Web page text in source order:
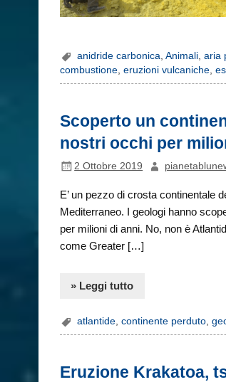
anidride carbonica ,Animali ,aria
combustione,eruzioni vulcaniche,
Scoperto un
nostri occhi per
2 Ottobre 2019
E’ un pezzo di crosta continentale
Mediterraneo. I geologi hanno
per milioni di anni. No, non è
come Greater […]
» Leggi tutto
atlantide ,continente perduto ,
Eruzione Krakatoa,